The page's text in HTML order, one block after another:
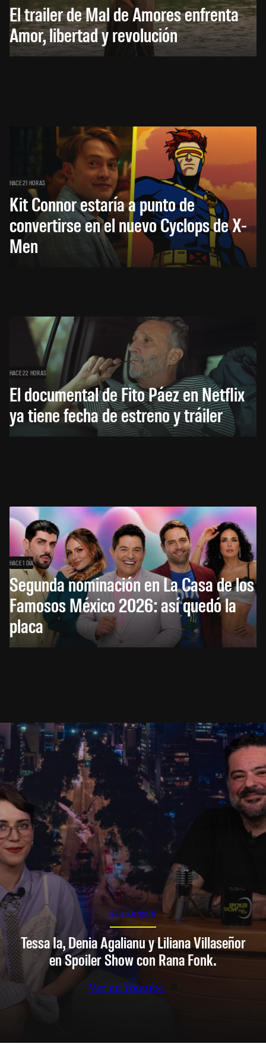
El trailer de Mal de Amores enfrenta
Amor, libertad y revolución
HACE 21 HORAS
Kit Connor estaría a punto de
convertirse en el nuevo Cyclops de X-
Men
HACE 22 HORAS
El documental de Fito Páez en Netflix
ya tiene fecha de estreno y tráiler
HACE 1 DÍA
Segunda nominación en La Casa de los
Famosos México 2026: así quedó la
placa
SPOILER SHOW
Tessa Ia, Denia Agalianu y Liliana Villaseñor
en Spoiler Show con Rana Fonk.
Ver en Youtube